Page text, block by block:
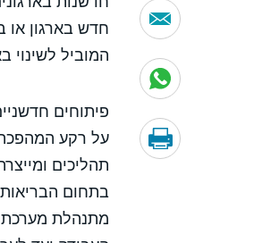
חדש בארגון או
המוביל לשינוי
פיתוחים
על רקע
תהליכים
בתחום
מתנהלת מערכת